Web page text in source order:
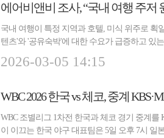
에어비앤비 조사, “국내 여행 주저
국내 여행이 특정 지역과 호텔, 미식 위주로 획
텐츠'와 '공유숙박'에 대한 수요가 급증하고 있
2026-03-05 14:15
WBC 2026 한국 vs 체코, 중계
WBC 조별리그 1차전 한국과 체코 경기 중계를
이 이끄는 한국 야구 대표팀은 5일 오후 7시 일